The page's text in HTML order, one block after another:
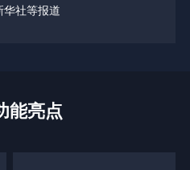
华社等报道
能亮点